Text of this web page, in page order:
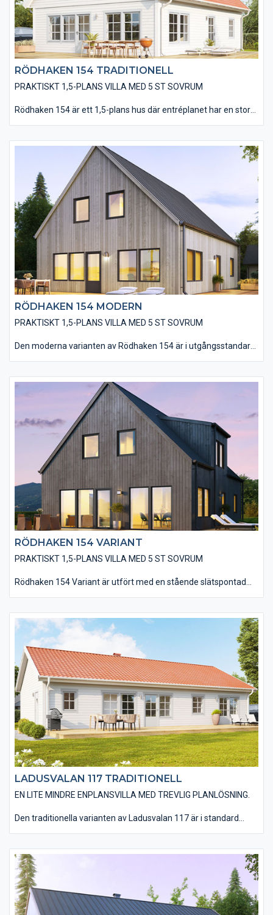
RÖDHAKEN 154 TRADITIONELL
PRAKTISKT 1,5-PLANS VILLA MED 5 ST SOVRUM
Rödhaken 154 är ett 1,5-plans hus där entréplanet har en stor
även kan fungera som gäst- eller arbetsrum. På övervåningen
finns 4 st sovrum, ett badrum och ett allrum där man kan se på
tv eller ha spelkvällar. Det går även att utföra allrummet med
takfönster eller takkupa.
RÖDHAKEN 154 MODERN
PRAKTISKT 1,5-PLANS VILLA MED 5 ST SOVRUM
Den moderna varianten av Rödhaken 154 är i utgångsstandard
utan utvändiga dörr- och fönsterfoder samt knutbrädor, vilket
förstärker designen av ett modernt hus. Ni har en mängd
valmöjligheter när det kommer till material och utföranden som
t ex: träpaneltyper, takbeläggningar, fönstertyper mm för att få
till huset som just er husdröm ser ut.
RÖDHAKEN 154 VARIANT
PRAKTISKT 1,5-PLANS VILLA MED 5 ST SOVRUM
Rödhaken 154 Variant är utfört med en stående slätspontad
utan direkta takutsprång, som tillsammans med utförandet
utan foder- och knutbrädor ger huset ett modernt utseende.
Observera även att fönsterpartierna i vardagsrummet och vid
matplatsen går ner till golv – redan som standard. Ni har en
mängd valmöjligheter när det kommer till material och
utföranden som t ex: träpaneltyper, takbeläggningar,
fönstertyper mm för att få till huset som just er husdröm ser ut.
LADUSVALAN 117 TRADITIONELL
EN LITE MINDRE ENPLANSVILLA MED TREVLIG PLANLÖSNING.
Den traditionella varianten av Ladusvalan 117 är i standard
foder runt fönster och dörrar samt knutbrädor vid hushörnen.
Det finns även möjlighet till ett invändigt ryggåstak i
vardagsrum, kök, matplats och entré vilket ger huset en härlig
rymd. Du har en mängd valmöjligheter när det kommer till
material och utföranden. Välj bland olika träpaneltyper,
takbeläggningar, fönstertyper mm för att skapa just din